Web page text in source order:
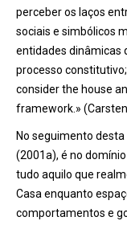
perceber os laços
sociais e simbólicos
entidades dinâmicas
processo
consider the house
framework.»
No seguimento
(2001a), é no
tudo aquilo que
Casa enquanto
comportamentos e